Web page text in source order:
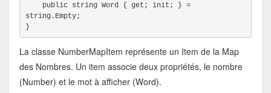
public string Word { get; init; } =
string.Empty;
}
La classe NumberMapItem représente un Item de la Map
des Nombres. Un item associe deux propriétés, le nombre
(Number) et le mot à afficher (Word).